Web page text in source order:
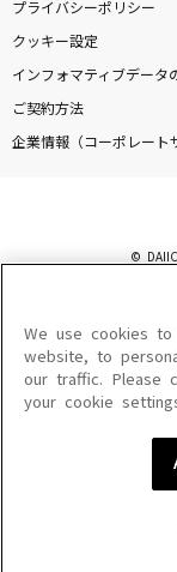
プライバシーポリシー
クッキー設定
インフォマティブデータ
ご契約方法
企業情報（コーポレート
©
このサイトに掲載されて
を問わず、著作権法の定
を禁じます。
楽曲及びコンテンツは、
楽曲及びコンテンツの配信
We use cookies
website, to
our traffic. Please
your cookie